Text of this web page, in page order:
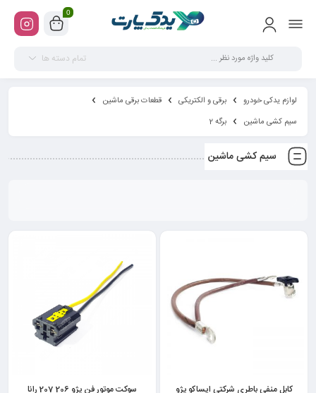
0
تمام دسته ها
لوازم یدکی خودرو برقی و الکتریکی
قطعات برقی ماشین
سیم کشی ماشین
برگه 2
سیم کشی ماشین
کابل منفی باطری شرکتی ایساکو پژو
سوکت موتور فن پژو 206 207 رانا